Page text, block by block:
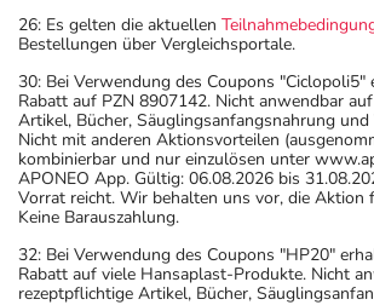
26: Es gelten die aktuellen
Bestellungen über Vergleichsportale.
30: Bei Verwendung des Coupons "Ciclopoli5"
Rabatt auf PZN 8907142. Nicht anwendbar
Artikel, Bücher, Säuglingsanfangsnahrung
Nicht mit anderen Aktionsvorteilen
kombinierbar und nur einzulösen unter
APONEO App. Gültig: 06.08.2026 bis
Vorrat reicht. Wir behalten uns vor, die Aktion
Keine Barauszahlung.
32: Bei Verwendung des Coupons "HP20"
Rabatt auf viele Hansaplast-Produkte. Nicht
rezeptpflichtige Artikel, Bücher,